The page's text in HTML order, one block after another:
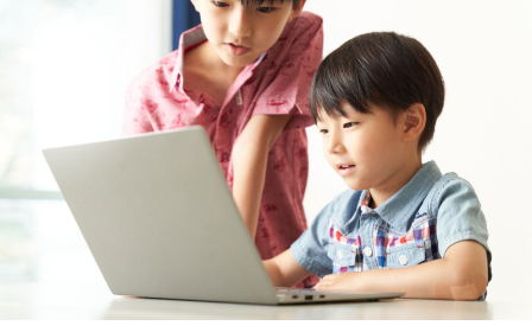
小学2年生
小学3年生
小学4年生
小学5年生
小学6年生
こそだてニュース
イベント
ニュース
そだち＆まなび
ワーク・ドリル
科学・プログラミング
教育・学習
こそだて生活
ファッション・美容
行事・イベント
トラブル
こそだてマンガ